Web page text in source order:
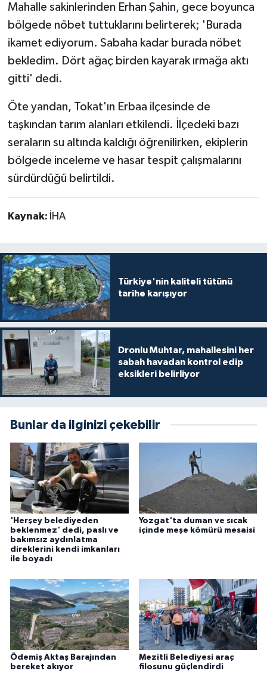
Mahalle sakinlerinden Erhan Şahin, gece boyunca
bölgede nöbet tuttuklarını belirterek; 'Burada
ikamet ediyorum. Sabaha kadar burada nöbet
bekledim. Dört ağaç birden kayarak ırmağa aktı
gitti' dedi.
Öte yandan, Tokat'ın Erbaa ilçesinde de
taşkından tarım alanları etkilendi. İlçedeki bazı
seraların su altında kaldığı öğrenilirken, ekiplerin
bölgede inceleme ve hasar tespit çalışmalarını
sürdürdüğü belirtildi.
Kaynak: İHA
Türkiye'nin kaliteli tütünü
tarihe karışıyor
Dronlu Muhtar, mahallesini her
sabah havadan kontrol edip
eksikleri belirliyor
Bunlar da ilginizi çekebilir
'Herşey belediyeden
beklenmez' dedi, paslı ve
bakımsız aydınlatma
direklerini kendi imkanları
ile boyadı
Yozgat'ta duman ve sıcak
içinde meşe kömürü mesaisi
Ödemiş Aktaş Barajından
bereket akıyor
Mezitli Belediyesi araç
filosunu güçlendirdi